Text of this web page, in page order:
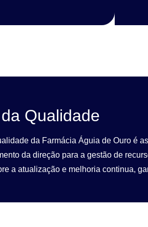
Qualidade
da Farmácia Águia de Ouro é
da direção para a gestão de
a atualização e melhoria continua,